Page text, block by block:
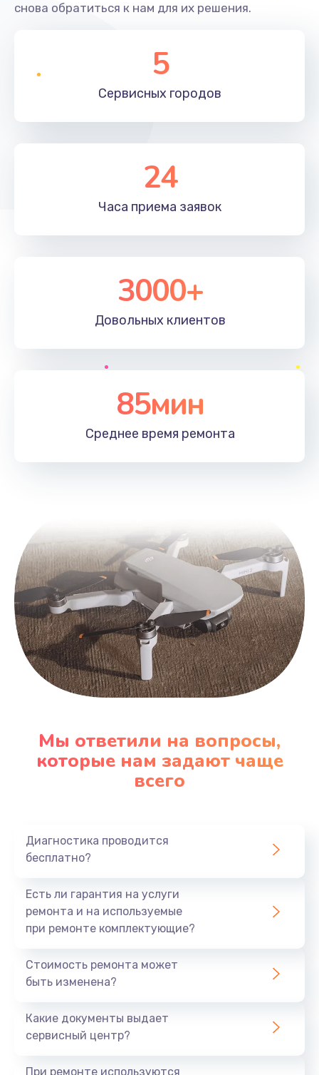
снова обратиться к нам для их решения.
5
Сервисных городов
24
Часа приема заявок
3000+
Довольных клиентов
85мин
Среднее время ремонта
Мы ответили на вопросы,
которые нам задают чаще
всего
Диагностика проводится
бесплатно?
Есть ли гарантия на услуги
ремонта и на используемые
при ремонте комплектующие?
Стоимость ремонта может
быть изменена?
Какие документы выдает
сервисный центр?
При ремонте используются